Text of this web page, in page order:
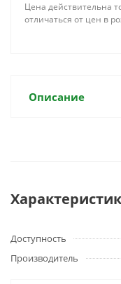
Цена действительна
отличаться от цен в
Описание
Доступность
Производитель